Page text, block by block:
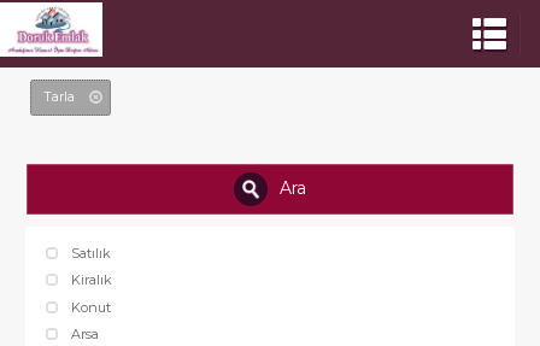
Tarla
Ara
Satılık
Kiralık
Konut
Arsa